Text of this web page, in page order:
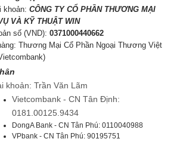
khoản:CÔNG TY CỔ PHẦN THƯƠNG MẠI
VÀ KỸ THUẬT WIN
số (VND):0371000440662
Thương Mại Cổ Phần Ngoại Thương Việt
khoản: Trần Văn Lãm
Vietcombank - CN Tân Định:
0181.00125.9434
DongA Bank - CN Tân Phú: 0110040988
VPbank - CN Tân Phú: 90195751